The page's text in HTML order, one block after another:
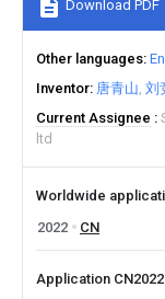
Download PDF
Other languages
Inventor 唐青山 刘
Current Assignee
ltd
Worldwide
2022
CN
Application